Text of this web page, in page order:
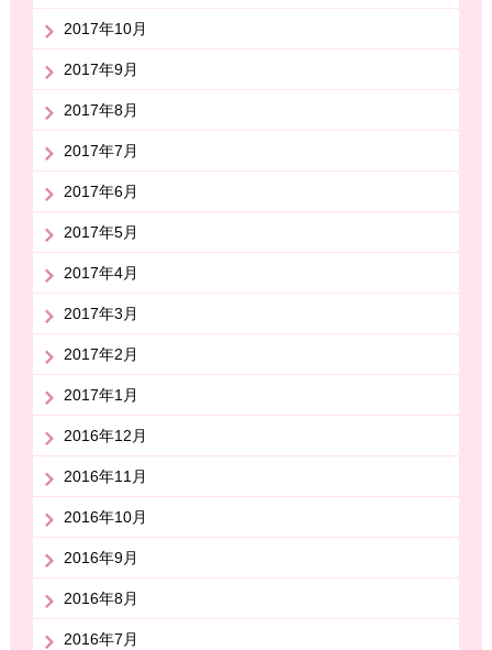
2017年10月
2017年9月
2017年8月
2017年7月
2017年6月
2017年5月
2017年4月
2017年3月
2017年2月
2017年1月
2016年12月
2016年11月
2016年10月
2016年9月
2016年8月
2016年7月